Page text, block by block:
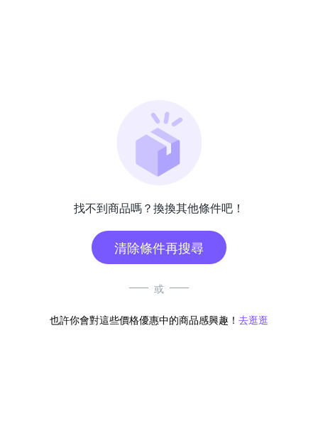
找不到商品嗎？換換其他條件吧！
清除條件再搜尋
或
也許你會對這些價格優惠中的商品感興趣！ 去逛逛